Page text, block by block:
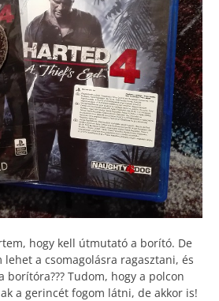
hogy kell útmutató a borító. De
a csomagolásra ragasztani, és
Tudom, hogy a polcon
a gerincét fogom látni, de akkor is!